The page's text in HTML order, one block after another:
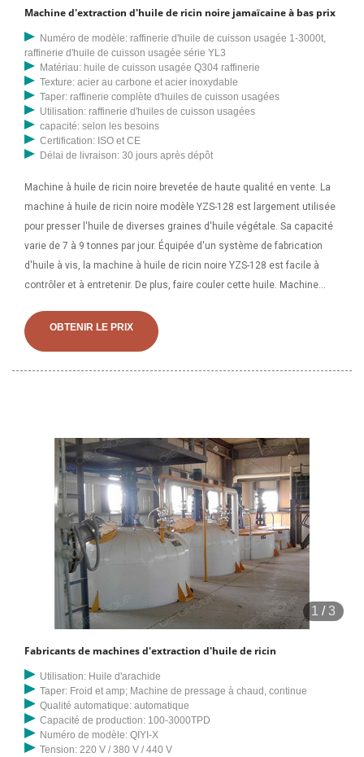
Machine d'extraction d'huile de ricin noire jamaïcaine à bas prix
Numéro de modèle: raffinerie d'huile de cuisson usagée 1-3000t,
raffinerie d'huile de cuisson usagée série YL3
Matériau: huile de cuisson usagée Q304 raffinerie
Texture: acier au carbone et acier inoxydable
Taper: raffinerie complète d'huiles de cuisson usagées
Utilisation: raffinerie d'huiles de cuisson usagées
capacité: selon les besoins
Certification: ISO et CE
Délai de livraison: 30 jours après dépôt
Machine à huile de ricin noire brevetée de haute qualité en vente. La
machine à huile de ricin noire modèle YZS-128 est largement utilisée
pour presser l'huile de diverses graines d'huile végétale. Sa capacité
varie de 7 à 9 tonnes par jour. Équipée d'un système de fabrication
d'huile à vis, la machine à huile de ricin noire YZS-128 est facile à
contrôler et à entretenir. De plus, faire couler cette huile. Machine
chanvre. Notre société propose 8 787 produits de machines
d’extraction d’huile de chanvre. Environ 35 % d’entre eux sont des
OBTENIR LE PRIX
1 /3
Fabricants de machines d'extraction d'huile de ricin
Utilisation: Huile d'arachide
Taper: Froid et amp; Machine de pressage à chaud, continue
Qualité automatique: automatique
Capacité de production: 100-3000TPD
Numéro de modèle: QIYI-X
Tension: 220 V / 380 V / 440 V